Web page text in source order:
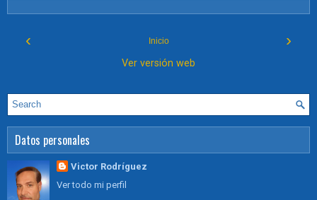
‹ ›
Inicio
Ver versión web
Datos personales
Victor Rodríguez
Ver todo mi perfil